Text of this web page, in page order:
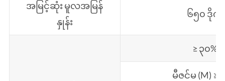
အမြင့်ဆုံး မူလအမြန်
နှုန်း
၆၅၀ ဒိုက်
≥ ၃၀%
မီဇင်မ (M) ≥